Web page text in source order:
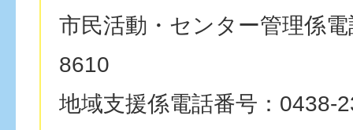
市民活動・センター管理係
8610
地域支援係電話番号：0438-